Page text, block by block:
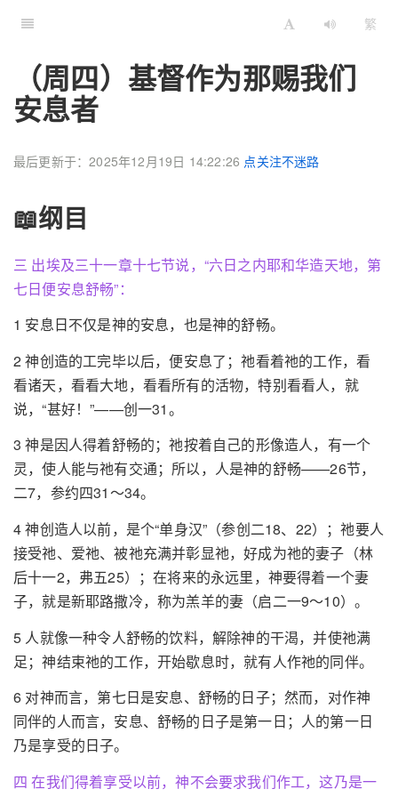
繁
（周四）基督作为那赐我们
安息者
最后更新于：2025年12月19日 14:22:26 点关注不迷路
📖纲目
三 出埃及三十一章十七节说，“六日之内耶和华造天地，第
七日便安息舒畅”：
1 安息日不仅是神的安息，也是神的舒畅。
2 神创造的工完毕以后，便安息了；祂看着祂的工作，看
看诸天，看看大地，看看所有的活物，特别看看人，就
说，“甚好！”——创一31。
3 神是因人得着舒畅的；祂按着自己的形像造人，有一个
灵，使人能与祂有交通；所以，人是神的舒畅——26节，
二7，参约四31～34。
4 神创造人以前，是个“单身汉”（参创二18、22）；祂要人
接受祂、爱祂、被祂充满并彰显祂，好成为祂的妻子（林
后十一2，弗五25）；在将来的永远里，神要得着一个妻
子，就是新耶路撒冷，称为羔羊的妻（启二一9～10）。
5 人就像一种令人舒畅的饮料，解除神的干渴，并使祂满
足；神结束祂的工作，开始歇息时，就有人作祂的同伴。
6 对神而言，第七日是安息、舒畅的日子；然而，对作神
同伴的人而言，安息、舒畅的日子是第一日；人的第一日
乃是享受的日子。
四 在我们得着享受以前，神不会要求我们作工，这乃是一